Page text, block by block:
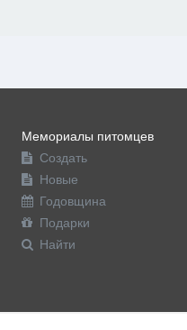
Мемориалы питомцев
Создать
Новые
Годовщина
Подарки
Найти